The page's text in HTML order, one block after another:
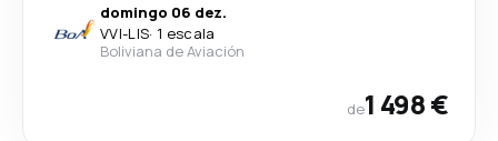
domingo 06 dez.
VVI-LIS· 1 escala
Boliviana de Aviación
de1 498 €